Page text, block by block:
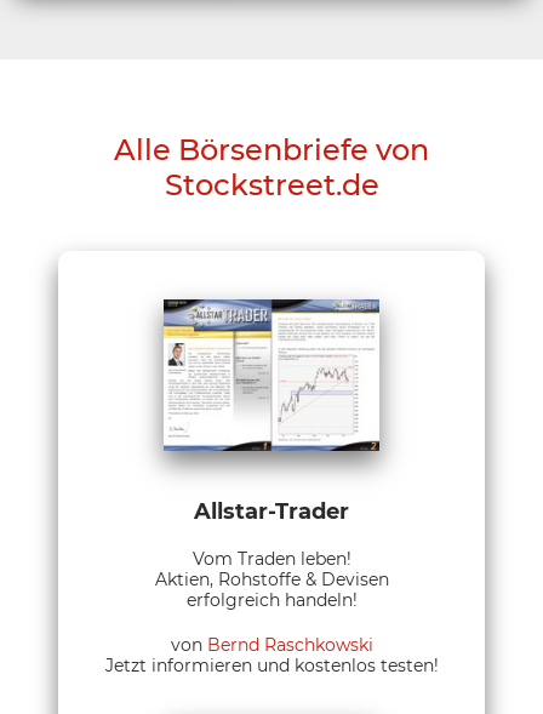
Alle Börsenbriefe von
Stockstreet.de
Allstar-Trader
Vom Traden leben!
Aktien, Rohstoffe & Devisen
erfolgreich handeln!
von Bernd Raschkowski
Jetzt informieren und kostenlos testen!